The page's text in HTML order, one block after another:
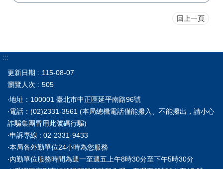
回上一頁
:::
更新日期
115-08-07
瀏覽人次
505
‧地址：100001 臺北市中正區延平南路96號
‧電話：(02)2331-3561 (本局總機電話僅能撥入、不能撥出，請小心
詐騙集團冒用此號碼行騙)
‧申訴專線 : 02-2331-9433
‧本局各外勤單位24小時為您服務
‧內勤單位服務時間為週一至週五上午8時30分至下午5時30分